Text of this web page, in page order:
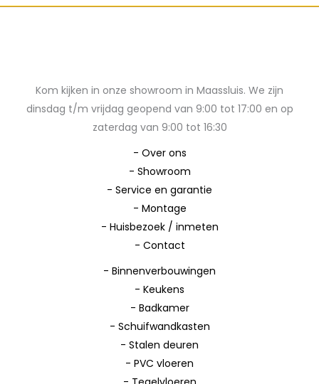
Kom kijken in onze showroom in Maassluis. We zijn
dinsdag t/m vrijdag geopend van 9:00 tot 17:00 en op
zaterdag van 9:00 tot 16:30
- Over ons
- Showroom
- Service en garantie
- Montage
- Huisbezoek / inmeten
- Contact
- Binnenverbouwingen
- Keukens
- Badkamer
- Schuifwandkasten
- Stalen deuren
- PVC vloeren